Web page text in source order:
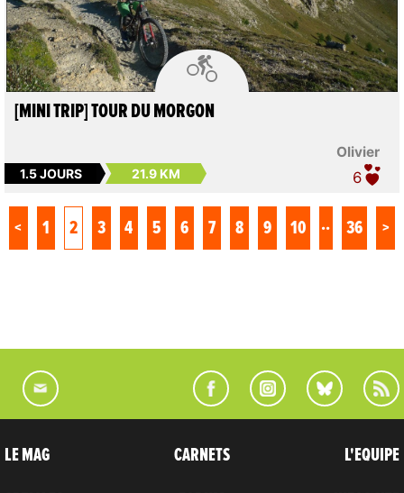

Olivier
[MINI TRIP] TOUR DU MORGON
1.5 JOURS 21.9 KM 6
< 1 2 3 4 5 6 7 8 9 10 .. 36 >
LE MAG CARNETS L'EQUIPE